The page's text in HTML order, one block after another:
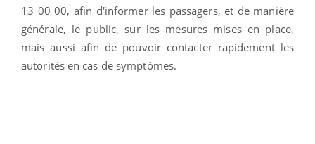
13 00 00, afin d'informer les passagers, et de manière
générale, le public, sur les mesures mises en place,
mais aussi afin de pouvoir contacter rapidement les
autorités en cas de symptômes.